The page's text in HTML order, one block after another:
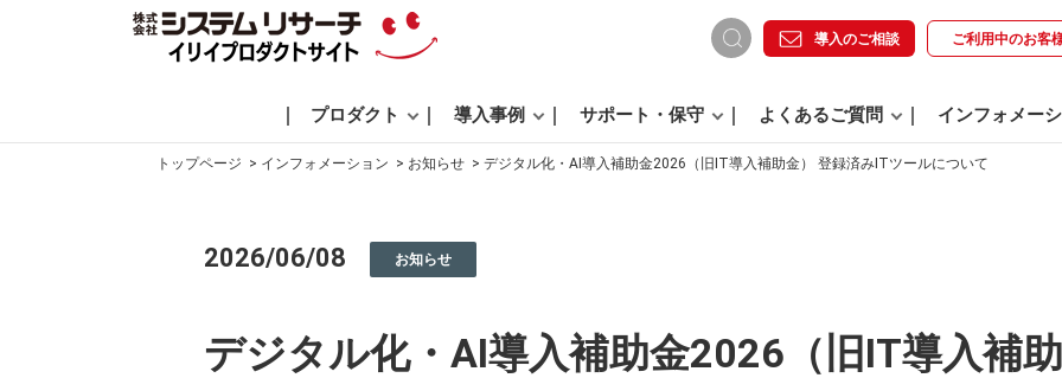
導入のご相談 ご利用中のお客
プロダクト 導入事例 サポート・保守 よくあるご質問 インフォメー
トップページ インフォメーション お知らせ デジタル化・AI導入補助金2026（旧IT導入補助金） 登録済みITツールについて
2026/06/08 お知らせ
デジタル化・AI導入補助金2026（旧IT導入補